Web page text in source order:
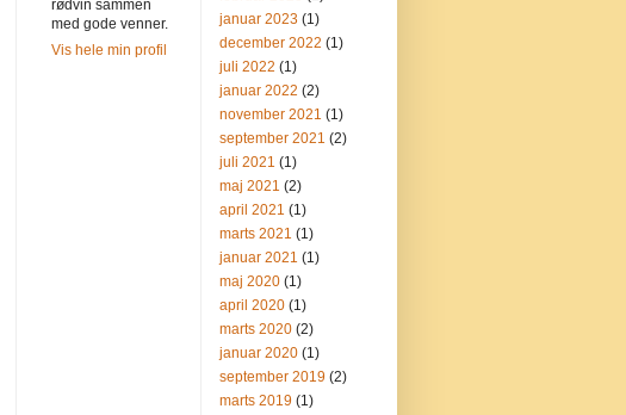
rødvin sammen
med gode venner.
Vis hele min profil
januar 2023 (1)
december 2022 (1)
juli 2022 (1)
januar 2022 (2)
november 2021 (1)
september 2021 (2)
juli 2021 (1)
maj 2021 (2)
april 2021 (1)
marts 2021 (1)
januar 2021 (1)
maj 2020 (1)
april 2020 (1)
marts 2020 (2)
januar 2020 (1)
september 2019 (2)
marts 2019 (1)